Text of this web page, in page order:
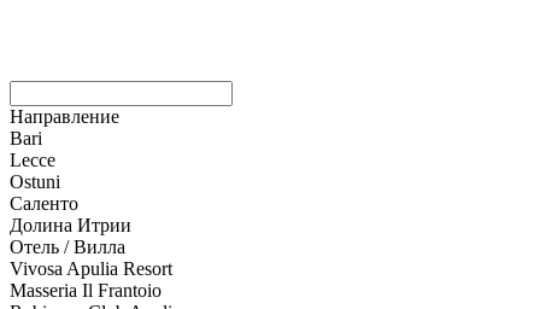
Направление
Bari
Lecce
Ostuni
Саленто
Долина Итрии
Отель / Вилла
Vivosa Apulia Resort
Masseria Il Frantoio